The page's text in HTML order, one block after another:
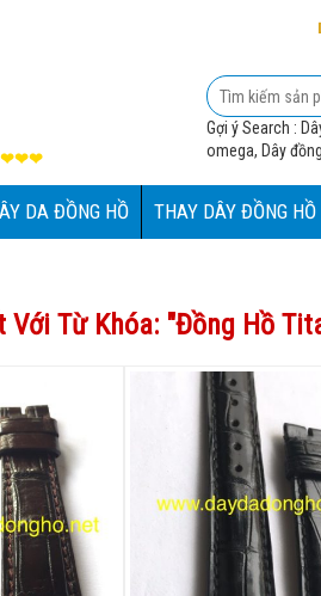
❤❤❤
Gợi ý Search :
omega, Dây đồng
DA ĐỒNG HỒ THAY DÂY ĐỒNG HỒ
Với Từ Khóa: "Đồng Hồ